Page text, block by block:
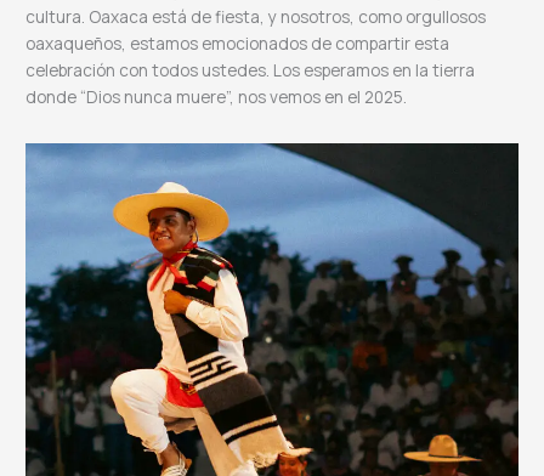
cultura. Oaxaca está de fiesta, y nosotros, como orgullosos
oaxaqueños, estamos emocionados de compartir esta
celebración con todos ustedes. Los esperamos en la tierra
donde “Dios nunca muere”, nos vemos en el 2025.